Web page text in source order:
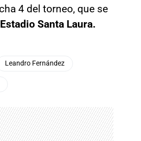
4 del torneo, que se
Estadio Santa Laura.
Leandro Fernández